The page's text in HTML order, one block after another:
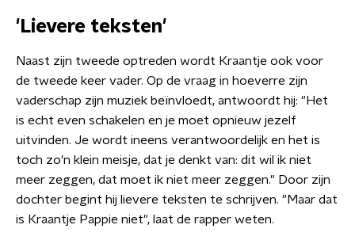
'Lievere teksten'
Naast zijn tweede optreden wordt Kraantje ook voor
de tweede keer vader. Op de vraag in hoeverre zijn
vaderschap zijn muziek beïnvloedt, antwoordt hij: "Het
is echt even schakelen en je moet opnieuw jezelf
uitvinden. Je wordt ineens verantwoordelijk en het is
toch zo'n klein meisje, dat je denkt van: dit wil ik niet
meer zeggen, dat moet ik niet meer zeggen." Door zijn
dochter begint hij lievere teksten te schrijven. "Maar dat
is Kraantje Pappie niet", laat de rapper weten.